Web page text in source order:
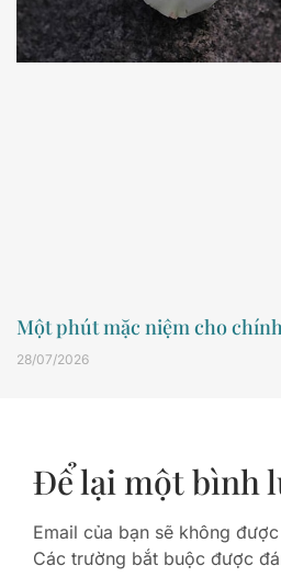
Một phút mặc niệm cho
28/07/2026
Để lại một bình
Email của bạn sẽ không
Các trường bắt buộc được